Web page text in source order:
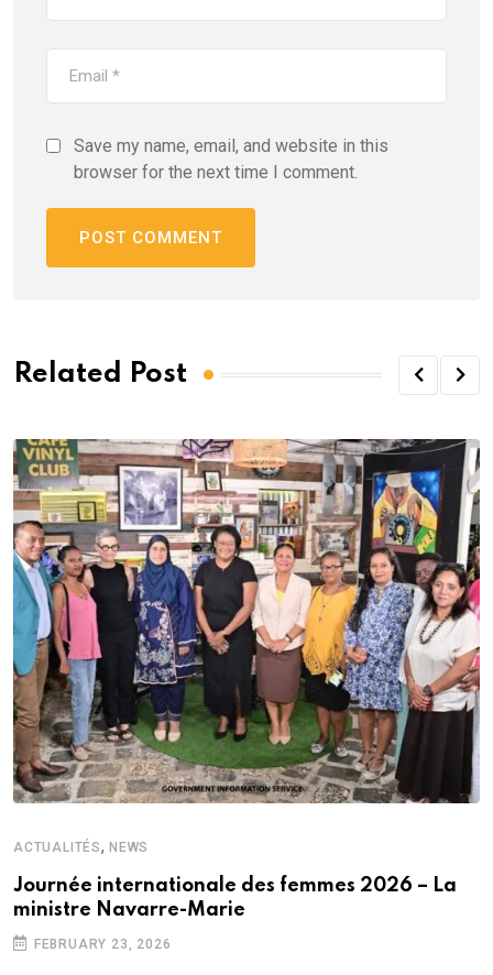
Save my name, email, and website in this
browser for the next time I comment.
Related Post
ACTUALITÉS, NEWS
Journée internationale des femmes 2026 – La
ministre Navarre-Marie
FEBRUARY 23, 2026